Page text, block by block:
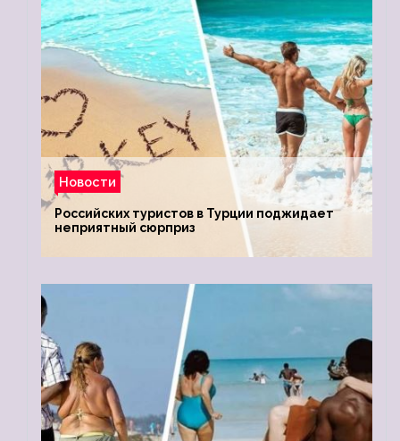
Новости
Российских туристов в Турции поджидает
неприятный сюрприз